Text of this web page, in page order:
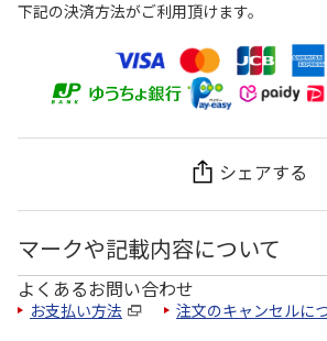
下記の決済方法がご利用頂けます。
シェアする
マークや記載内容について
よくあるお問い合わせ
お支払い方法 注文のキャンセルに